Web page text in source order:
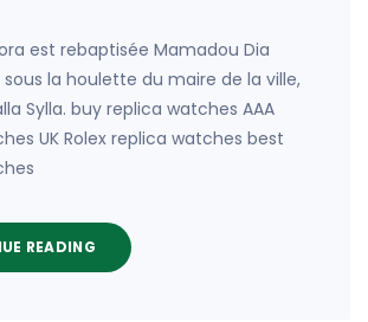
est rebaptisée Mamadou Dia
sous la houlette du maire de la ville,
Sylla. buy replica watches AAA
UK Rolex replica watches best
READING